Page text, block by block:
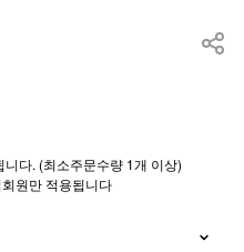
다. (최소주문수량 1개 이상)
원만 적용됩니다